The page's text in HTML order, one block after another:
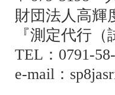
財団法人高輝
『測定代行（
TEL：0791-
e-mail：